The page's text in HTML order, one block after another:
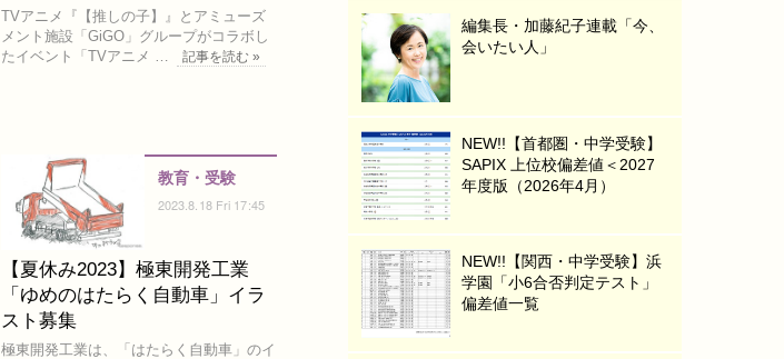
TVアニメ『【推しの子】』とアミューズ
メント施設「GiGO」グループがコラボし
たイベント「TVアニメ …
記事を読む »
教育・受験
2023.8.18 Fri 17:45
【夏休み2023】極東開発工業
「ゆめのはたらく自動車」イラ
スト募集
極東開発工業は、「はたらく自動車」のイ
編集長・加藤紀子連載「今、
会いたい人」
NEW!!【首都圏・中学受験】
SAPIX 上位校偏差値＜2027
年度版（2026年4月）
NEW!!【関西・中学受験】浜
学園「小6合否判定テスト」
偏差値一覧